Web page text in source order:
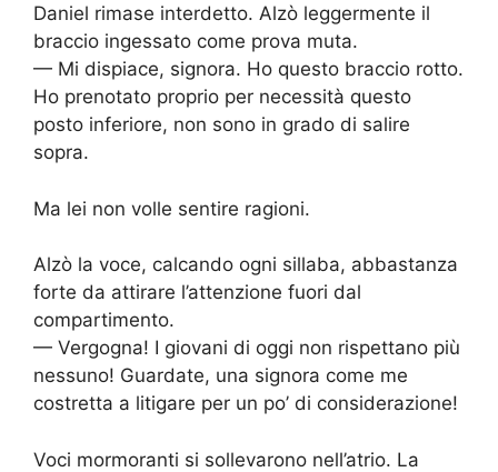
Daniel rimase interdetto. Alzò leggermente il
braccio ingessato come prova muta.
— Mi dispiace, signora. Ho questo braccio rotto.
Ho prenotato proprio per necessità questo
posto inferiore, non sono in grado di salire
sopra.
Ma lei non volle sentire ragioni.
Alzò la voce, calcando ogni sillaba, abbastanza
forte da attirare l’attenzione fuori dal
compartimento.
— Vergogna! I giovani di oggi non rispettano più
nessuno! Guardate, una signora come me
costretta a litigare per un po’ di considerazione!
Voci mormoranti si sollevarono nell’atrio. La